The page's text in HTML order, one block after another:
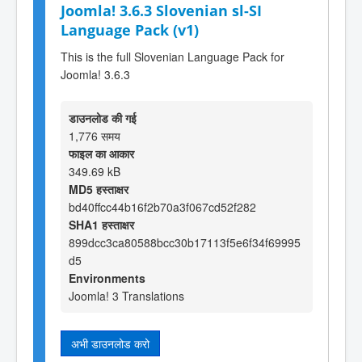
Joomla! 3.6.3 Slovenian sl-SI
Language Pack (v1)
This is the full Slovenian Language Pack for
Joomla! 3.6.3
डाउनलोड की गई
1,776 समय
फाइल का आकार
349.69 kB
MD5 हस्ताक्षर
bd40ffcc44b16f2b70a3f067cd52f282
SHA1 हस्ताक्षर
899dcc3ca80588bcc30b17113f5e6f34f69995
d5
Environments
Joomla! 3 Translations
अभी डाउनलोड करो